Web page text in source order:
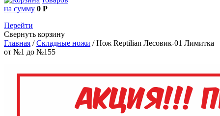
на сумму 0 Р
Перейти
Свернуть корзину
Главная /Складные ножи /Нож Reptilian Лесовик-01 Лимитка
от №1 до №155